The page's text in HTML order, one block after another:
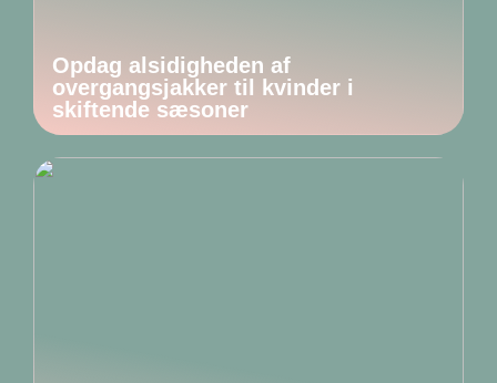
Opdag alsidigheden af
overgangsjakker til kvinder i
skiftende sæsoner